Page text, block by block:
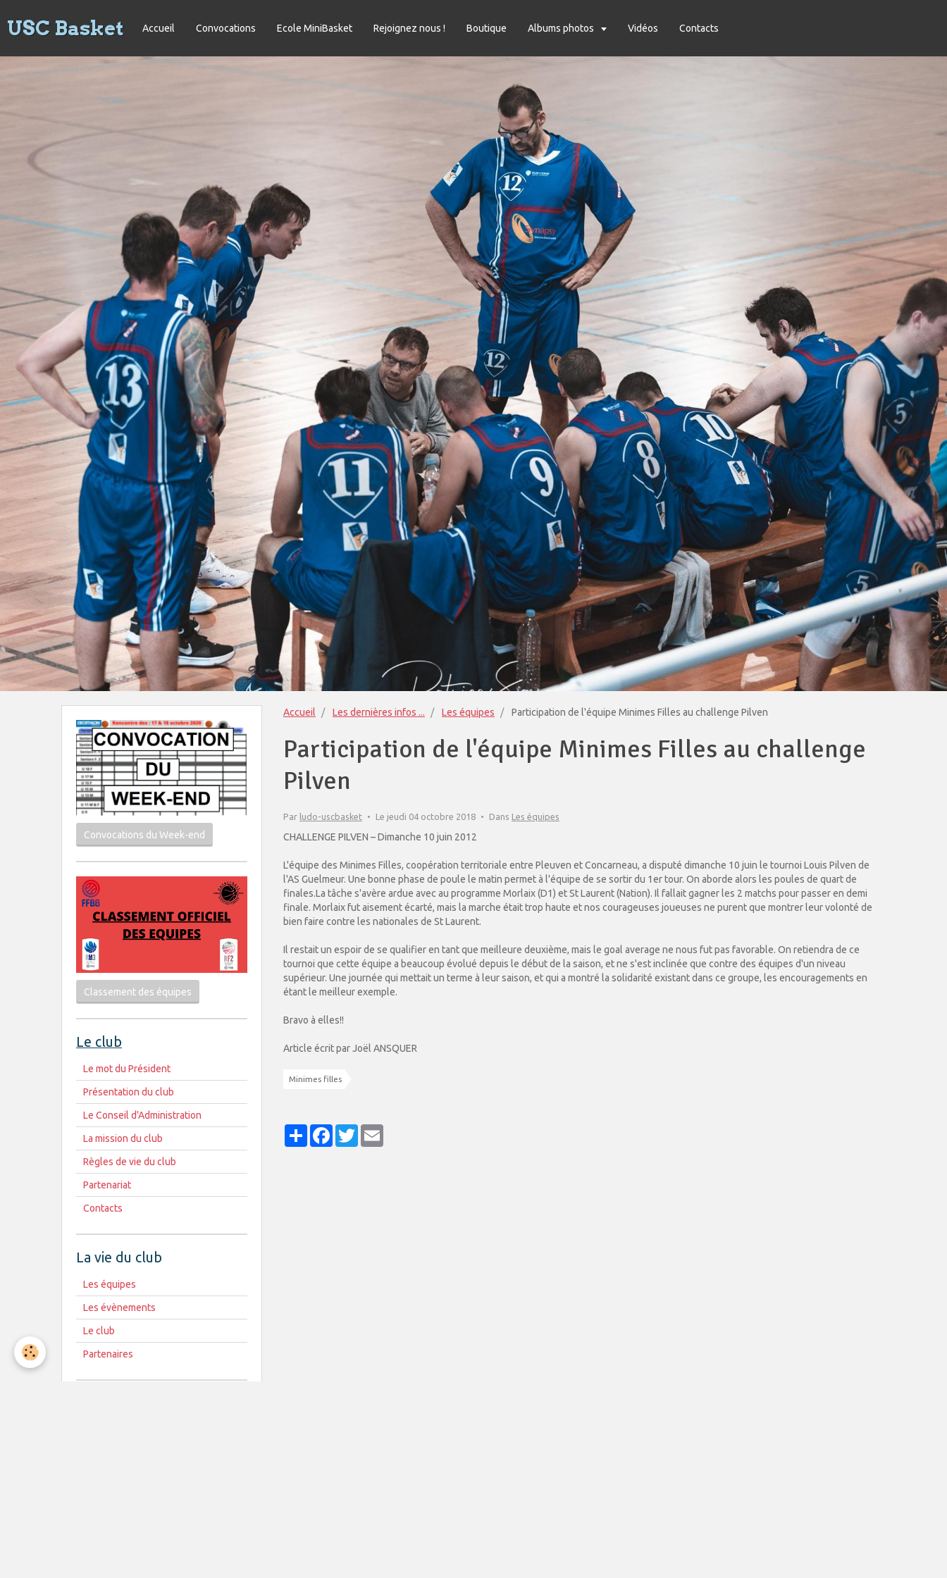
USC Basket Accueil Convocations Ecole MiniBasket Rejoignez nous ! Boutique Albums photos Vidéos Contacts
Accueil Les dernières infos ... Les équipes Participation de l'équipe Minimes Filles au challenge Pilven
Participation de l'équipe Minimes Filles au challenge
Pilven
Par ludo-uscbasket Le jeudi 04 octobre 2018 Dans Les équipes
CHALLENGE PILVEN – Dimanche 10 juin 2012
L'équipe des Minimes Filles, coopération territoriale entre Pleuven et Concarneau, a disputé dimanche 10 juin le tournoi Louis Pilven de
l'AS Guelmeur. Une bonne phase de poule le matin permet à l'équipe de se sortir du 1er tour. On aborde alors les poules de quart de
finales.La tâche s'avère ardue avec au programme Morlaix (D1) et St Laurent (Nation). Il fallait gagner les 2 matchs pour passer en demi
finale. Morlaix fut aisement écarté, mais la marche était trop haute et nos courageuses joueuses ne purent que montrer leur volonté de
bien faire contre les nationales de St Laurent.
Il restait un espoir de se qualifier en tant que meilleure deuxième, mais le goal average ne nous fut pas favorable. On retiendra de ce
tournoi que cette équipe a beaucoup évolué depuis le début de la saison, et ne s'est inclinée que contre des équipes d'un niveau
supérieur. Une journée qui mettait un terme à leur saison, et qui a montré la solidarité existant dans ce groupe, les encouragements en
étant le meilleur exemple.
Bravo à elles!!
Article écrit par Joël ANSQUER
Minimes filles
PartagerFacebook
Twitter
Convocations du Week-end
Classement des équipes
Le club
Le mot du Président
Présentation du club
Le Conseil d'Administration
La mission du club
Règles de vie du club
Partenariat
Contacts
La vie du club
Les équipes
Les évènements
Le club
Partenaires